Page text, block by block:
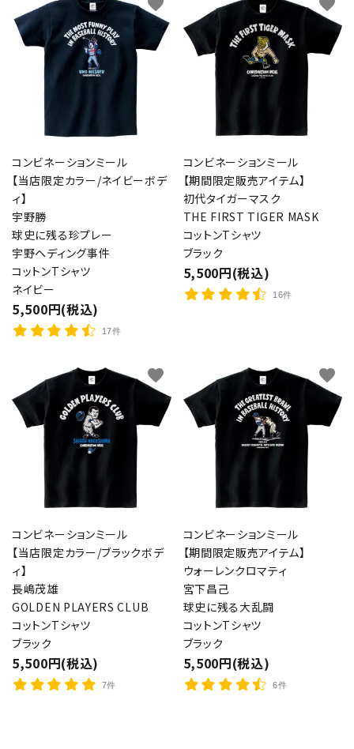
コンビネーションミール
【当店限定カラー/ネイビーボデ
ィ】
宇野勝
球史に残る珍プレー
宇野ヘディング事件
コットンTシャツ
ネイビー
5,500円(税込)
17件
コンビネーションミール
【期間限定販売アイテム】
初代タイガーマスク
THE FIRST TIGER MASK
コットンTシャツ
ブラック
5,500円(税込)
16件
コンビネーションミール
【当店限定カラー/ブラックボデ
ィ】
長嶋茂雄
GOLDEN PLAYERS CLUB
コットンTシャツ
ブラック
5,500円(税込)
7件
favorite
コンビネーションミール
【期間限定販売アイテム】
ウォーレンクロマティ
宮下昌己
球史に残る大乱闘
コットンTシャツ
ブラック
5,500円(税込)
6件
favorite